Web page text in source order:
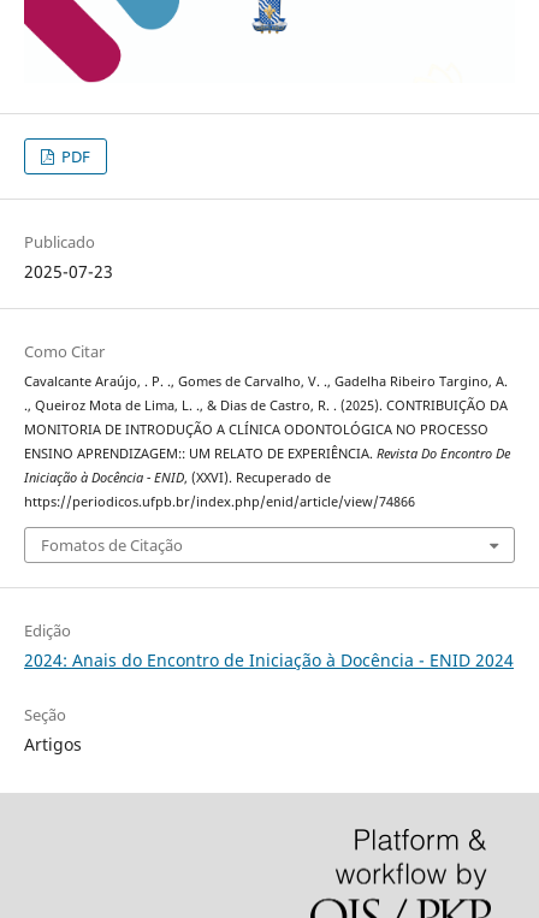
PDF
Publicado
2025-07-23
Como Citar
Cavalcante Araújo, . P. ., Gomes de Carvalho, V. ., Gadelha Ribeiro Targino, A.
., Queiroz Mota de Lima, L. ., & Dias de Castro, R. . (2025). CONTRIBUIÇÃO DA
MONITORIA DE INTRODUÇÃO A CLÍNICA ODONTOLÓGICA NO PROCESSO
ENSINO APRENDIZAGEM:: UM RELATO DE EXPERIÊNCIA. Revista Do Encontro De
Iniciação à Docência - ENID, (XXVI). Recuperado de
https://periodicos.ufpb.br/index.php/enid/article/view/74866
Fomatos de Citação
Edição
2024: Anais do Encontro de Iniciação à Docência - ENID 2024
Seção
Artigos